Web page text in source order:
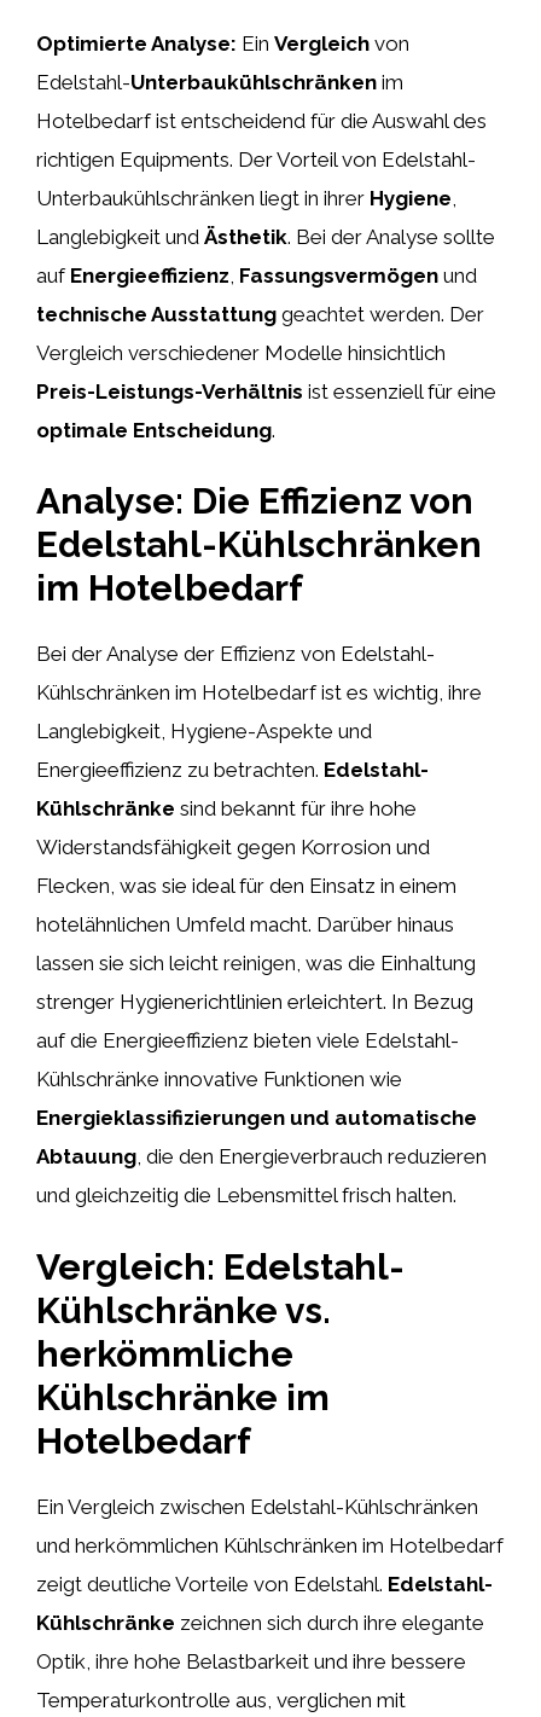
Optimierte Analyse: Ein Vergleich von
Edelstahl-Unterbaukühlschränken im
Hotelbedarf ist entscheidend für die Auswahl des
richtigen Equipments. Der Vorteil von Edelstahl-
Unterbaukühlschränken liegt in ihrer Hygiene
Langlebigkeit und Ästhetik. Bei der Analyse sollte
auf Energieeffizienz Fassungsvermögen und
technische Ausstattung geachtet werden. Der
Vergleich verschiedener Modelle hinsichtlich
Preis-Leistungs-Verhältnis ist essenziell für eine
optimale Entscheidung.
Analyse: Die Effizienz von
Edelstahl-Kühlschränken
im Hotelbedarf
Bei der Analyse der Effizienz von Edelstahl-
Kühlschränken im Hotelbedarf ist es wichtig, ihre
Langlebigkeit, Hygiene-Aspekte und
Energieeffizienz zu betrachten. Edelstahl-
Kühlschränke sind bekannt für ihre hohe
Widerstandsfähigkeit gegen Korrosion und
Flecken, was sie ideal für den Einsatz in einem
hotelähnlichen Umfeld macht. Darüber hinaus
lassen sie sich leicht reinigen, was die Einhaltung
strenger Hygienerichtlinien erleichtert. In Bezug
auf die Energieeffizienz bieten viele Edelstahl-
Kühlschränke innovative Funktionen wie
Energieklassifizierungen und automatische
Abtauung, die den Energieverbrauch reduzieren
und gleichzeitig die Lebensmittel frisch halten.
Vergleich: Edelstahl-
Kühlschränke vs.
herkömmliche
Kühlschränke im
Hotelbedarf
Ein Vergleich zwischen Edelstahl-Kühlschränken
und herkömmlichen Kühlschränken im Hotelbedarf
zeigt deutliche Vorteile von Edelstahl. Edelstahl-
Kühlschränke zeichnen sich durch ihre elegante
Optik, ihre hohe Belastbarkeit und ihre bessere
Temperaturkontrolle aus, verglichen mit